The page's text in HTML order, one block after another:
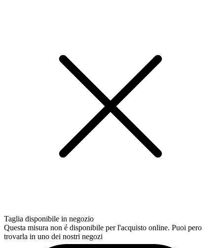
Taglia disponibile in negozio
Questa misura non é disponibile per l'acquisto online. Puoi pero
trovarla in uno dei nostri negozi